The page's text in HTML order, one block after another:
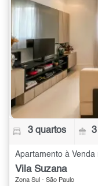
3 quartos
Apartamento à Venda
Vila Suzana
Zona Sul - São Paulo